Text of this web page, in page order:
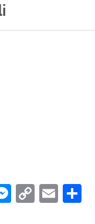
Messenger
CopyEmail